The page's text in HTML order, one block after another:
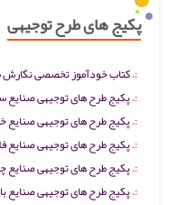
پکیج های طرح توجیهی
کتاب خودآموز تخصصی نگارش
پکیج طرح های توجیهی صنایع
پکیج طرح های توجیهی صنایع
پکیج طرح های توجیهی صنایع
پکیج طرح های توجیهی صنایع
پکیج طرح های توجیهی صنایع